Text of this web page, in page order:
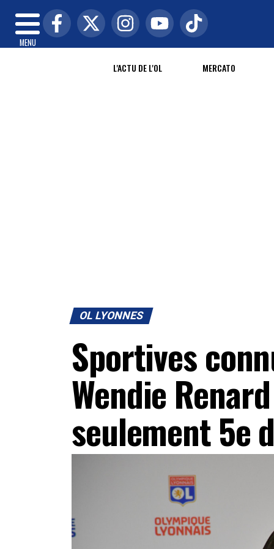
MENU
L'ACTU DE L'OL MERCATO
OL LYONNES
Sportives
Wendie
seulement 5e